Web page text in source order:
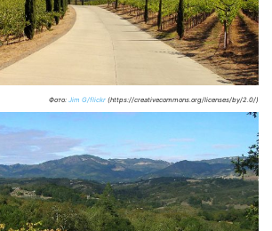
Фото: Jim G/flickr (https://creativecommons.org/licenses/by/2.0/)